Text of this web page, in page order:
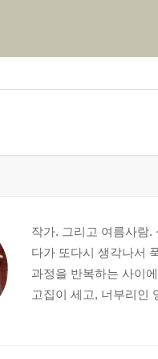
작가. 그리고 여름사람.
다가 또다시 생각나서
과정을 반복하는 사이
고집이 세고, 너부리인